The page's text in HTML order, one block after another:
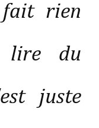
rien
lire du
juste